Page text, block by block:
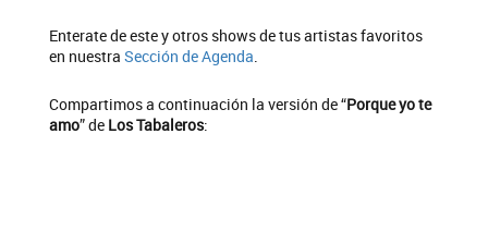
Enterate de este y otros shows de tus artistas favoritos
en nuestra Sección de Agenda.
Compartimos a continuación la versión de “Porque yo te
amo” de Los Tabaleros: